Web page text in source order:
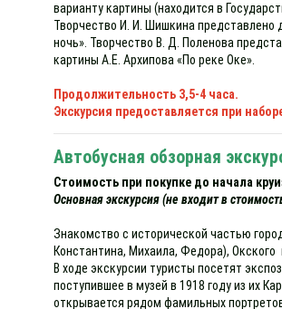
варианту картины (находится в
Творчество И. И. Шишкина представлено
ночь». Творчество В. Д. Поленова
картины А.Е. Архипова «По реке Оке».
Продолжительность 3,5-4 часа.
Экскурсия предоставляется при
Автобусная обзорная
Стоимость при покупке до начала
Основная экскурсия (не входит в
Знакомство с исторической частью
Константина, Михаила, Федора),
В ходе экскурсии туристы посетят
поступившее в музей в 1918 году из их
открывается рядом фамильных